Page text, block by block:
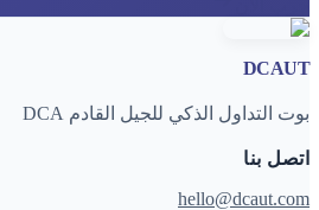
DCAUT
بوت التداول الذكي للجيل القادم DCA
اتصل بنا
hello@dcaut.com